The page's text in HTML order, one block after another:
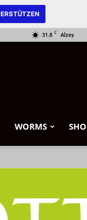
31.8 C Alzey
WORMS